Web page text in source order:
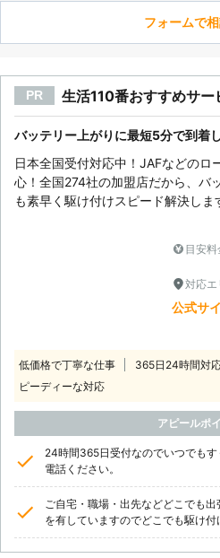
フォームで
PR 生活110番おすすめサー
バッテリー上がりに最短5分で到着
日本全国受付対応中！JAFなどのロ
心！全国274社の加盟店だから、バ
も素早く駆け付けスピード解決しま
目安料
対応エ
公式サ
低価格で丁寧な仕事 365日24時間対
ピーディーな対応
アピールポ
24時間365日受付なのでいつでも
電話ください。
ご自宅・職場・出先などどこでも
を有していますのでどこでも駆け付